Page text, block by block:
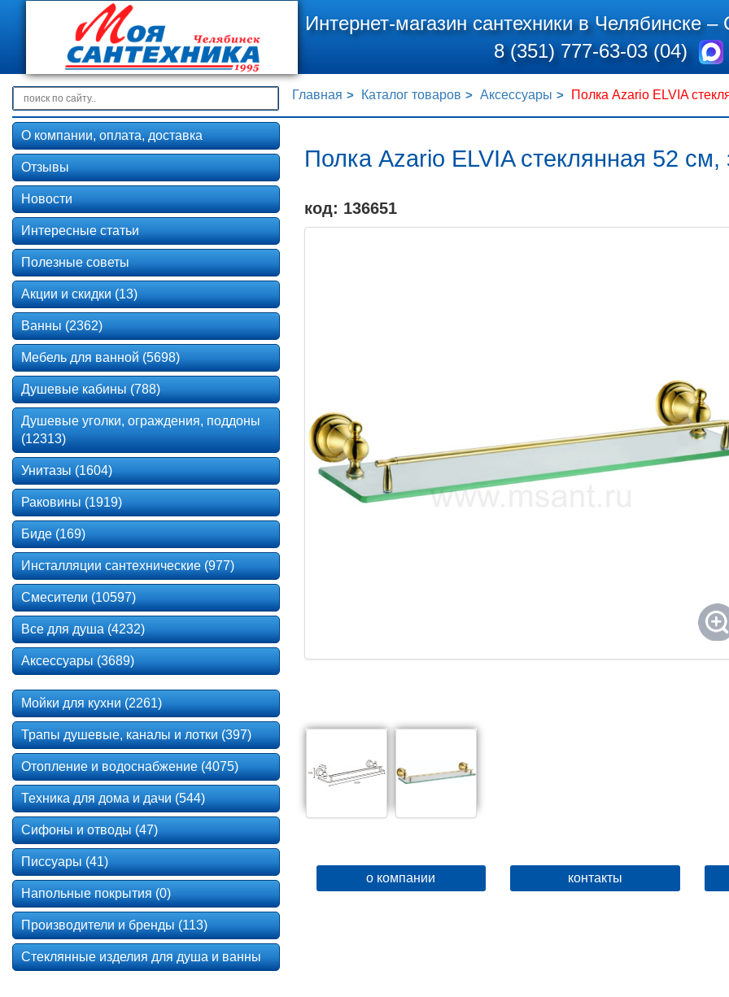
Интернет-магазин сантехники в Челябинске –
8 (351) 777-63-03 (04)
Главная Каталог товаров Аксессуары Полка Azario ELVIA
Полка Azario ELVIA стеклянная 52 см,
код: 136651
о компании контакты
О компании, оплата, доставка
Отзывы
Новости
Интересные статьи
Полезные советы
Акции и скидки (13)
Ванны (2362)
Мебель для ванной (5698)
Душевые кабины (788)
Душевые уголки, ограждения, поддоны
(12313)
Унитазы (1604)
Раковины (1919)
Биде (169)
Инсталляции сантехнические (977)
Смесители (10597)
Все для душа (4232)
Аксессуары (3689)
Мойки для кухни (2261)
Трапы душевые, каналы и лотки (397)
Отопление и водоснабжение (4075)
Техника для дома и дачи (544)
Сифоны и отводы (47)
Писсуары (41)
Напольные покрытия (0)
Производители и бренды (113)
Стеклянные изделия для душа и ванны